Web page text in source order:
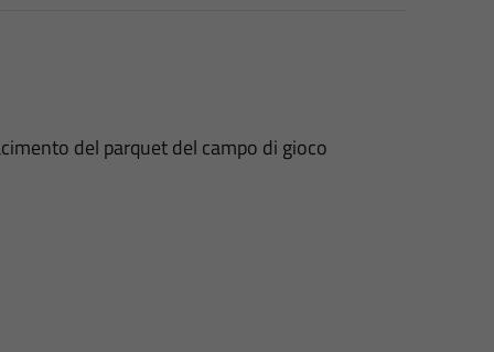
del parquet del campo di gioco